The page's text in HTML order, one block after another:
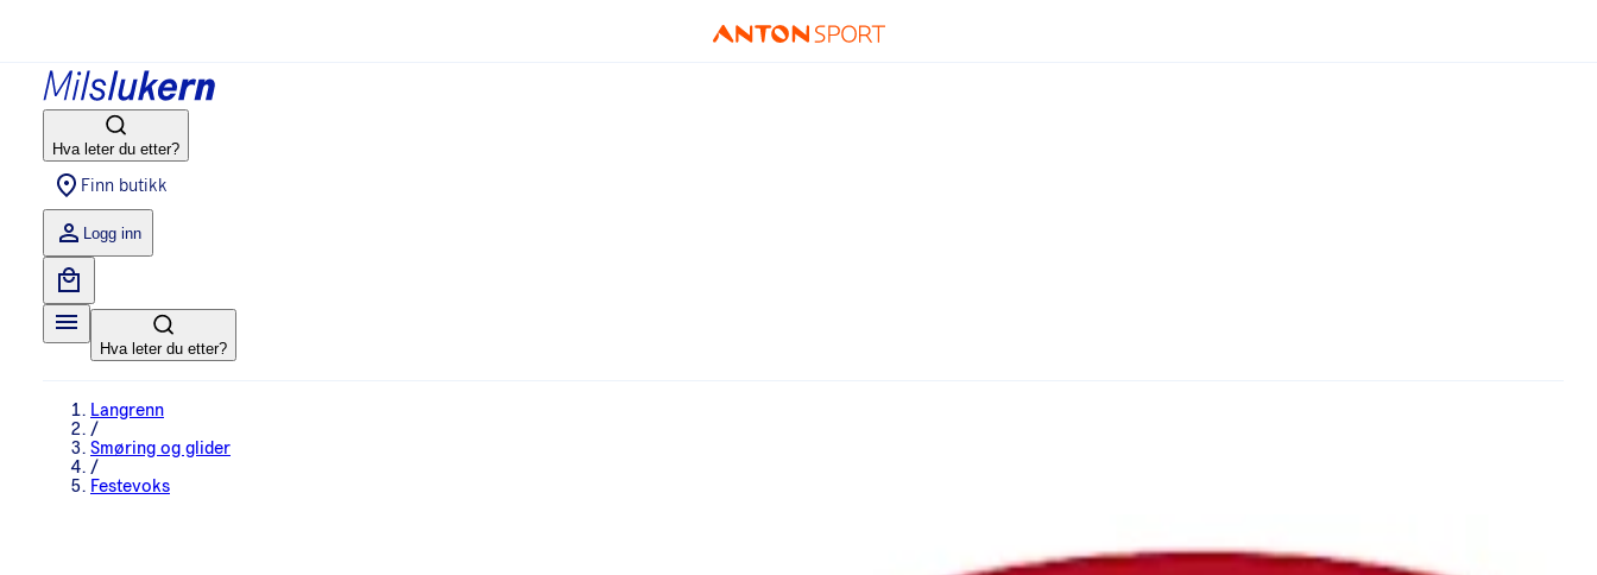
Hva leter du etter?
Finn butikk
Logg inn
Hva leter du etter?
Langrenn
/
Smøring og glider
/
Festevoks